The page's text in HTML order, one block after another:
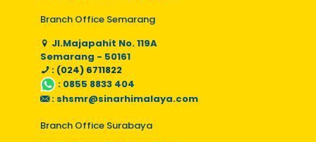
Branch Office Semarang
Jl.Majapahit No. 119A
Semarang - 50161
: (024) 6711822
: 0855 8833 404
: shsmr@sinarhimalaya.com
Branch Office Surabaya